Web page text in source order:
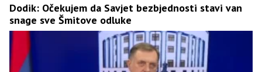
Dodik: Očekujem da Savjet bezbjednosti stavi van
snage sve Šmitove odluke